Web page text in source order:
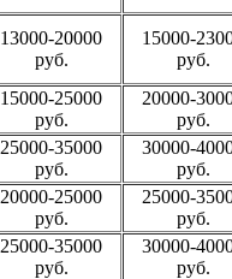
13000-20000
руб.
15000-
руб.
15000-25000
руб.
20000-
руб.
25000-35000
руб.
30000-
руб.
20000-25000
руб.
25000-
руб.
25000-35000
руб.
30000-
руб.